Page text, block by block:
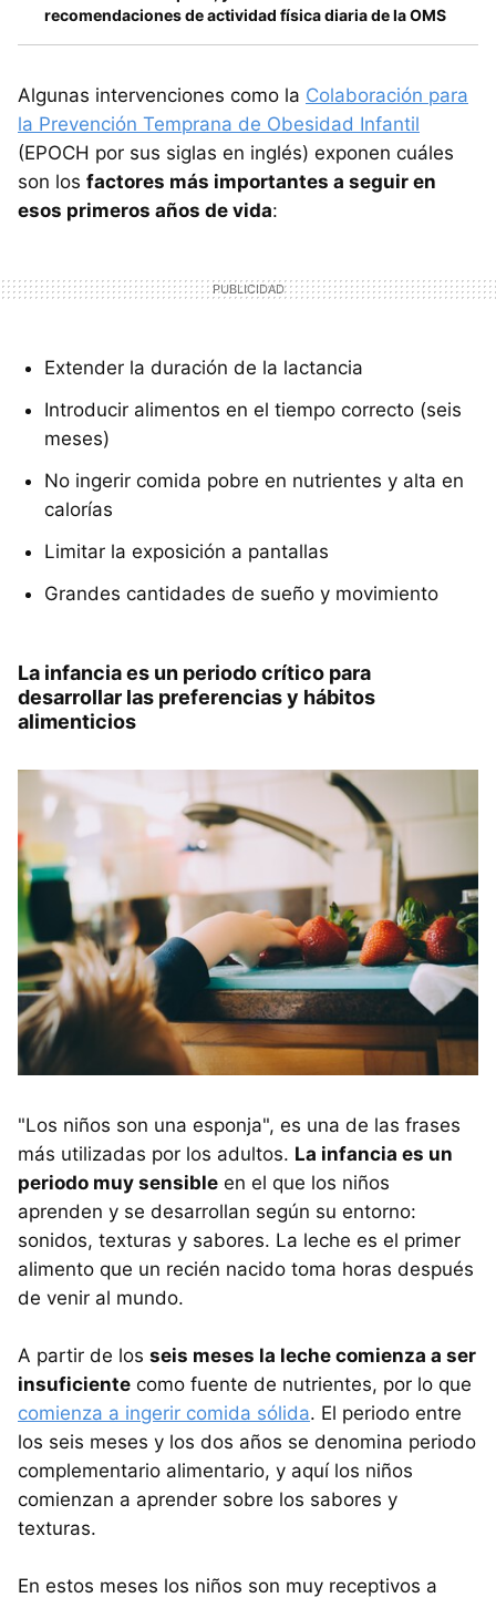
recomendaciones de actividad física diaria de la OMS
Algunas intervenciones como la Colaboración para
la Prevención Temprana de Obesidad Infantil
(EPOCH por sus siglas en inglés) exponen cuáles
son los factores más importantes a seguir en
esos primeros años de vida:
Extender la duración de la lactancia
Introducir alimentos en el tiempo correcto (seis
meses)
No ingerir comida pobre en nutrientes y alta en
calorías
Limitar la exposición a pantallas
Grandes cantidades de sueño y movimiento
La infancia es un periodo crítico para
desarrollar las preferencias y hábitos
alimenticios
"Los niños son una esponja", es una de las frases
más utilizadas por los adultos. La infancia es un
periodo muy sensible en el que los niños
aprenden y se desarrollan según su entorno:
sonidos, texturas y sabores. La leche es el primer
alimento que un recién nacido toma horas después
de venir al mundo.
A partir de los seis meses la leche comienza a ser
insuficiente como fuente de nutrientes, por lo que
comienza a ingerir comida sólida. El periodo entre
los seis meses y los dos años se denomina periodo
complementario alimentario, y aquí los niños
comienzan a aprender sobre los sabores y
texturas.
En estos meses los niños son muy receptivos a